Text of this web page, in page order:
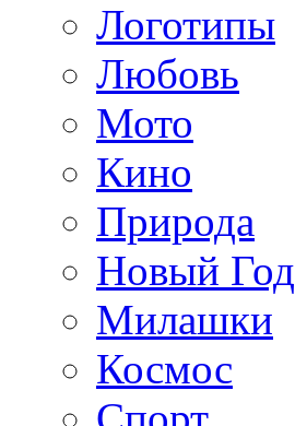
Логотипы
Любовь
Мото
Кино
Природа
Новый Год
Милашки
Космос